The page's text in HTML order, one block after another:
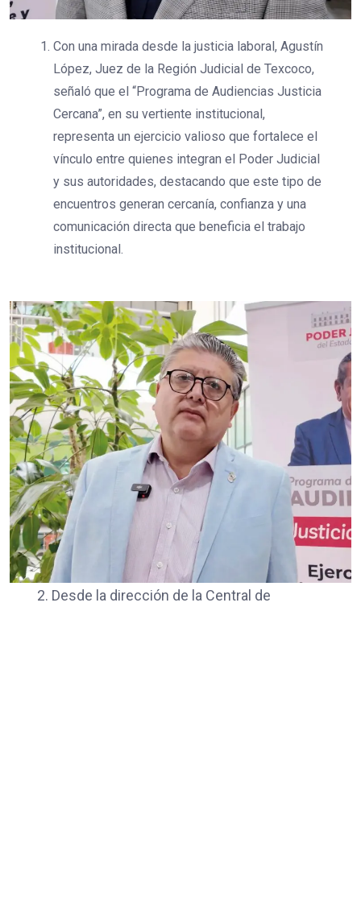
Con una mirada desde la justicia laboral, Agustín
López, Juez de la Región Judicial de Texcoco,
señaló que el “Programa de Audiencias Justicia
Cercana”, en su vertiente institucional,
representa un ejercicio valioso que fortalece el
vínculo entre quienes integran el Poder Judicial
y sus autoridades, destacando que este tipo de
encuentros generan cercanía, confianza y una
comunicación directa que beneficia el trabajo
institucional.
2. Desde la dirección de la Central de